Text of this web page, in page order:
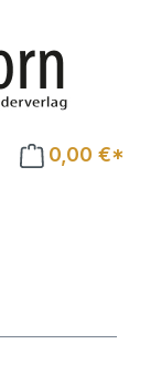
0,00 €*